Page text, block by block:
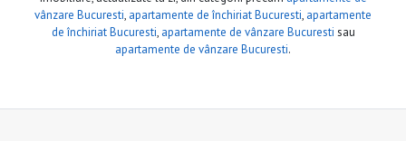
vânzare Bucuresti, apartamente de închiriat Bucuresti, apartamente
de închiriat Bucuresti, apartamente de vânzare Bucuresti sau
apartamente de vânzare Bucuresti.